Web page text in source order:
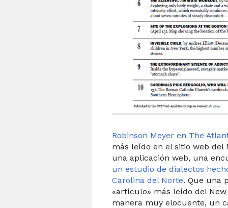
Robinson Meyer en The
más leído en el sitio web del
una aplicación web, una
un estudio de dialectos
Carolina del Norte. Que una
«artículo» más leído del
manera muy elocuente, un